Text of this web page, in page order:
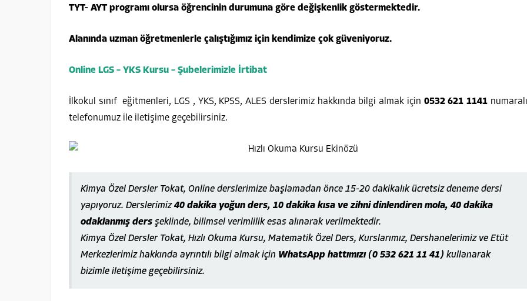
TYT- AYT programı olursa öğrencinin durumuna göre değişkenlik göstermektedir.
Alanında uzman öğretmenlerle çalıştığımız için kendimize çok güveniyoruz.
Online LGS – YKS Kursu – Şubelerimizle İrtibat
İlkokul sınıf eğitmenleri, LGS , YKS, KPSS, ALES derslerimiz hakkında bilgi almak için 0532 621 1141
telefonumuz ile iletişime geçebilirsiniz.
Kimya Özel Dersler Tokat, Online derslerimize başlamadan önce 15-20 dakikalık ücretsiz deneme dersi
yapıyoruz. Derslerimiz40 dakika yoğun ders, 10 dakika kısa ve zihni dinlendiren mola, 40 dakika
odaklanmış ders şeklinde, bilimsel verimlilik esas alınarak verilmektedir.
Kimya Özel Dersler Tokat, Hızlı Okuma Kursu, Matematik Özel Ders, Kurslarımız, Dershanelerimiz ve Etüt
Merkezlerimiz hakkında ayrıntılı bilgi almak için WhatsApp hattımızı (0 532 621 11 41) kullanarak
bizimle iletişime geçebilirsiniz.